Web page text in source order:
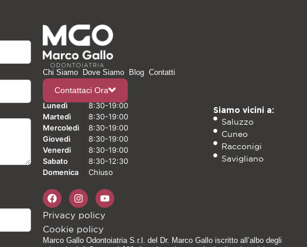
Chi Siamo Dove Siamo Blog Contatti
Contattaci Ora
Lunedì
8:30-19:00
Martedì
8:30-19:00
Mercoledì
8:30-19:00
Giovedì
8:30-19:00
Venerdi
8:30-19:00
Sabato
8:30-12:30
Domenica
Chiuso
Siamo vicini a:
Saluzzo
Cuneo
Racconigi
Savigliano
Privacy policy
Cookie policy
Marco Gallo Odontoiatria S.r.l. del Dr. Marco Gallo iscritto all’albo degli